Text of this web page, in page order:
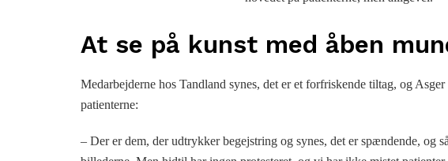
At se på kunst med åben
Medarbejderne hos Tandland synes, det er et forfriskende tiltag, og
patienterne:
– Der er dem, der udtrykker begejstring og synes, det er spændende, og